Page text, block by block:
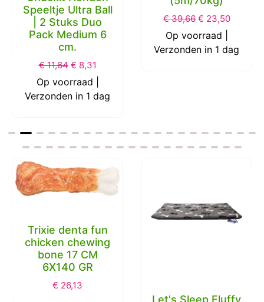
Speeltje Ultra Ball
| 2 Stuks Duo
Pack Medium 6
cm.
€11,64 € 8,31
Op voorraad |
Verzonden in 1 dag
€39,66 € 23,50
Op voorraad |
Verzonden in 1 dag
Trixie denta fun
chicken chewing
bone 17 CM
6X140 GR
€ 26,13
Let's Sleep Fluffy